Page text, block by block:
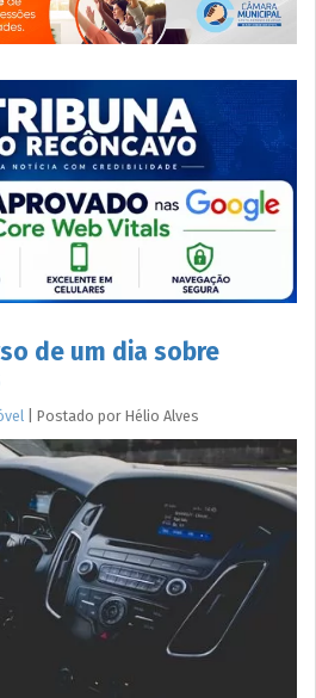
de um dia sobre
Postado por Hélio Alves